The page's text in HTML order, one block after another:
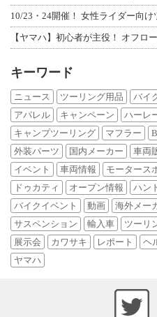
10/23・24開催！ 女性ライダー向
【ヤマハ】初心者が主役！ オフロ
キーワード
ニュース ツーリング用品 バイ
アパレル
キャンペーン ハーレ
キャンプツーリング
マフラー
外装パーツ
国内メーカー 車両
イベント
車両情報 モータース
ドゥカティ
オープン情報 ハン
バイクイベント
動画 海外メー
サスペンション
輸入車 ツーリ
展示会
カワサキ レポート ヘ
ヤマハ